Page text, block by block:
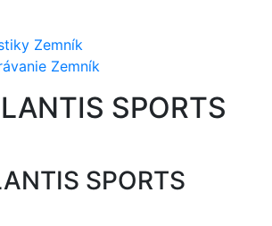
Zemník
Zemník
SPORTS
SPORTS